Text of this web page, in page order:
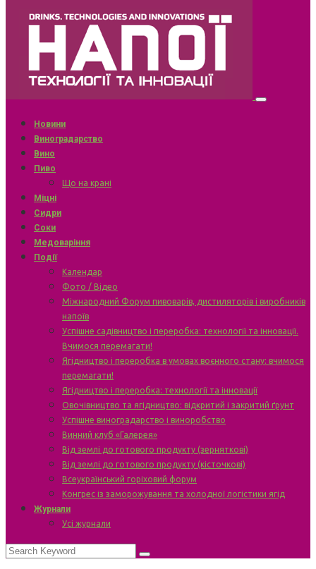
Новини
Виноградарство
Вино
Пиво
Що на крані
Міцні
Сидри
Соки
Медоваріння
Події
Календар
Фото / Відео
Міжнародний Форум пивоварів, дистиляторів і виробників
напоїв
Успішне садівництво і переробка: технології та інновації.
Вчимося перемагати!
Ягідництво і переробка в умовах воєнного стану: вчимося
перемагати!
Ягідництво і переробка: технології та інновації
Овочівництво та ягідництво: відкритий і закритий ґрунт
Успішне виноградарство і виноробство
Винний клуб «Галерея»
Від землі до готового продукту (зерняткові)
Від землі до готового продукту (кісточкові)
Всеукраїнський горіховий форум
Конгрес із заморожування та холодної логістики ягід
Журнали
Усі журнали